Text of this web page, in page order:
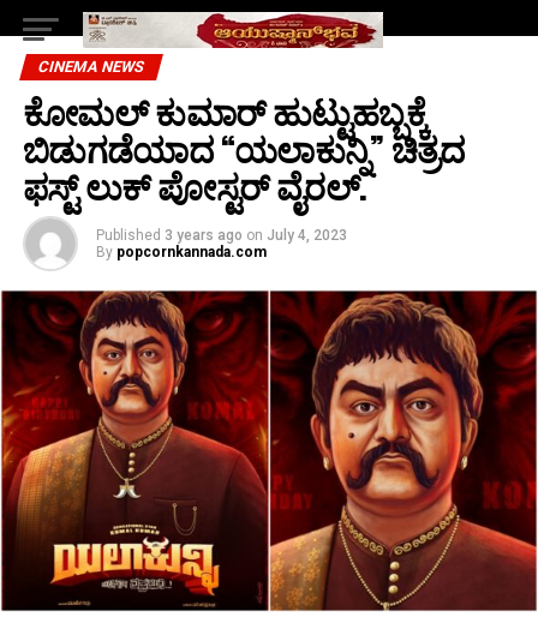
CINEMA NEWS
ಕೋಮಲ್ ಕುಮಾರ್ ಹುಟ್ಟುಹಬ್ಬಕ್ಕೆ
ಬಿಡುಗಡೆಯಾದ “ಯಲಾಕುನ್ನಿ” ಚಿತ್ರದ
ಫಸ್ಟ್ ಲುಕ್ ಪೋಸ್ಟರ್ ವೈರಲ್.
Published 3 years ago on July 4, 2023
By popcornkannada.com